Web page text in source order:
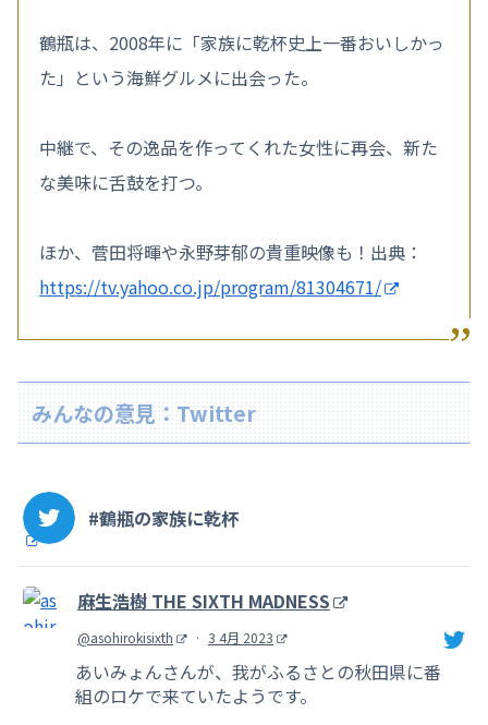
鶴瓶は、2008年に「家族に乾杯史上一番おいしかっ
た」という海鮮グルメに出会った。
中継で、その逸品を作ってくれた女性に再会、新た
な美味に舌鼓を打つ。
ほか、菅田将暉や永野芽郁の貴重映像も！出典：
https://tv.yahoo.co.jp/program/81304671/
みんなの意見：Twitter
#鶴瓶の家族に乾杯
麻生浩樹 THE SIXTH MADNESS
@asohirokisixth · 3 4月 2023
あいみょんさんが、我がふるさとの秋田県に番
組のロケで来ていたようです。